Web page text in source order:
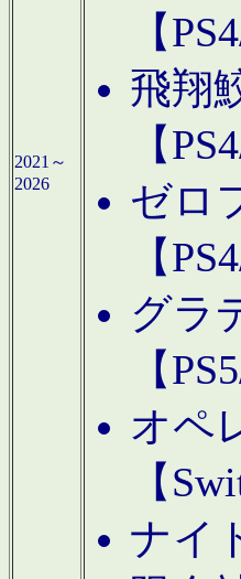
2021～
2026
【
飛翔
【
ゼロ
【
グラ
【
オペ
【
ナイ